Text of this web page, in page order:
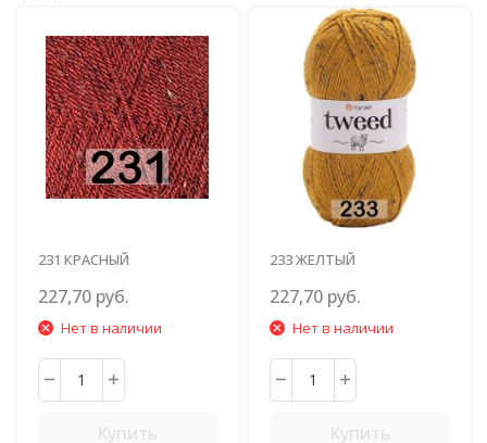
231 КРАСНЫЙ
227,70 руб.
Нет в наличии
Купить
233 ЖЕЛТЫЙ
227,70 руб.
Нет в наличии
Купить